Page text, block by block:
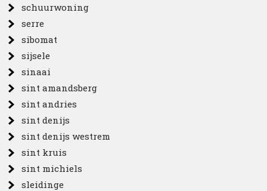
schuurwoning
serre
sibomat
sijsele
sinaai
sint amandsberg
sint andries
sint denijs
sint denijs westrem
sint kruis
sint michiels
sleidinge